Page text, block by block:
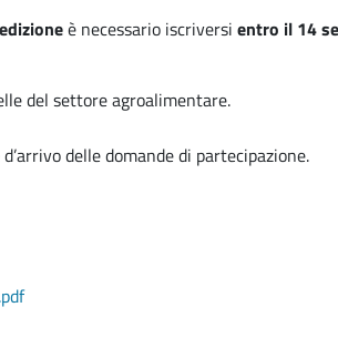
è necessario iscriversi entro il 14
del settore agroalimentare.
delle domande di partecipazione.